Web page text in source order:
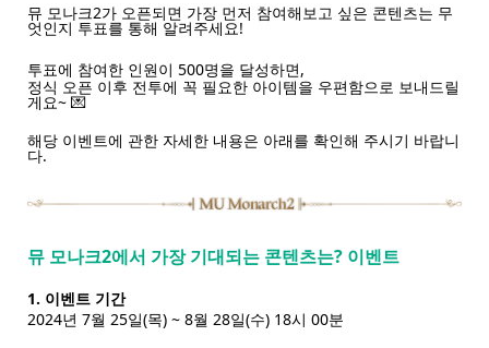
뮤 모나크2가 오픈되면 가장 먼저 참여해보고 싶은 콘텐츠는 무
엇인지 투표를 통해 알려주세요!
투표에 참여한 인원이 500명을 달성하면,
정식 오픈 이후 전투에 꼭 필요한 아이템을 우편함으로 보내드릴
게요~ 💌
해당 이벤트에 관한 자세한 내용은 아래를 확인해 주시기 바랍니
다.
뮤 모나크2에서 가장 기대되는 콘텐츠는? 이벤트
1. 이벤트 기간
2024년 7월 25일(목) ~ 8월 28일(수) 18시 00분